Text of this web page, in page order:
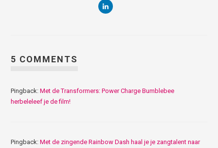
5 COMMENTS
Pingback:Met de Transformers: Power Charge Bumblebee
herbeleleef je de film!
Pingback:Met de zingende Rainbow Dash haal je je zangtalent naar